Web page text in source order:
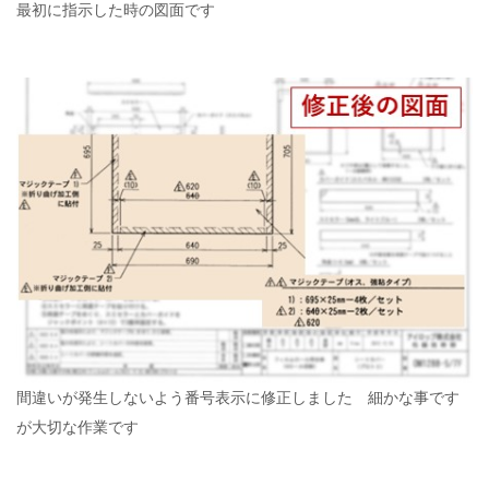
最初に指示した時の図面です
間違いが発生しないよう番号表示に修正しました 細かな事です
が大切な作業です